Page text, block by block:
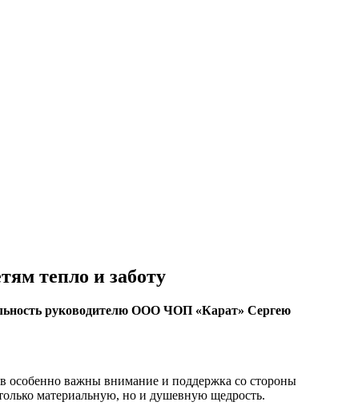
тепло и заботу
руководителю ООО ЧОП «Карат» Сергею
особенно важны внимание и поддержка со стороны
материальную, но и душевную щедрость.